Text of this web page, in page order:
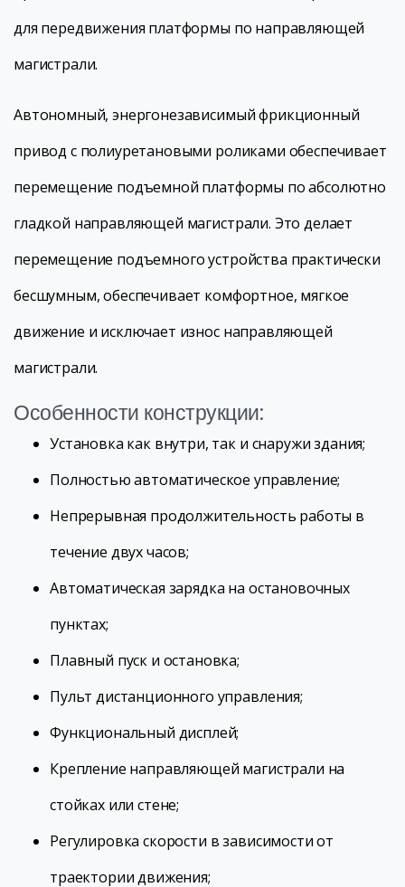
для передвижения платформы по направляющей
магистрали.
Автономный, энергонезависимый фрикционный
привод с полиуретановыми роликами обеспечивает
перемещение подъемной платформы по абсолютно
гладкой направляющей магистрали. Это делает
перемещение подъемного устройства практически
бесшумным, обеспечивает комфортное, мягкое
движение и исключает износ направляющей
магистрали.
Особенности конструкции:
Установка как внутри, так и снаружи здания;
Полностью автоматическое управление;
Непрерывная продолжительность работы в
течение двух часов;
Автоматическая зарядка на остановочных
пунктах;
Плавный пуск и остановка;
Пульт дистанционного управления;
Функциональный дисплей;
Крепление направляющей магистрали на
стойках или стене;
Регулировка скорости в зависимости от
траектории движения;